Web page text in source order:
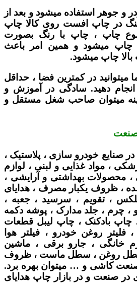
و جوهر استفاده میشود و بعد از
زینگ در چاپ افست روی کالا چاپ
چاپ ، چاپ با رنگ بصورت
چاپ میشود و همین امر باعث
چاپ میشود.
میتوانید در کمترین فضا ، حداقل
انجام دهید. سادگی در آموزش و
میتوان صاحب شغل مستقل و
صنعت
صنایع خودرو سازی ، پلاستیک ،
، مواد غذایی و لبنی ، لوازم
محصولات بهداشتی و آرایشی ،
، ظروف یکبار مصرف ، هدایای
، تقویم ، سرسید ، جعبه ،
، چرم ، جلد مدارک ، پوشه دکمه
چاپ بادکنک ، چاپ لیبل قطعات
روغن خودرو ، فیلتر هوا
خانگی ، جارو برقی ، ماشین
روغن ، سطل ماست ، ظروف
کاشی و … میتوان بهره برد.
در صنعت و در بازار چاپ هدایای